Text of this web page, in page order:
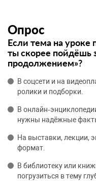
Опрос
Если тема на уроке
ты скорее пойдёшь
продолжением»?
В соцсети и на
ролики и подборки.
В
нужны надёжные
На выставки, лекции,
формат.
В библиотеку или
погрузиться в тему